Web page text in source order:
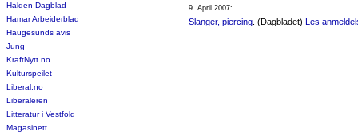
Halden Dagblad
Hamar Arbeiderblad
Haugesunds avis
Jung
KraftNytt.no
Kulturspeilet
Liberal.no
Liberaleren
Litteratur i Vestfold
Magasinett
9. April 2007:
Slanger, piercing . (Dagbladet) Les